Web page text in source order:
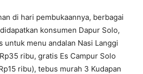
di hari pembukaannya, berbagai
konsumen Dapur Solo,
untuk menu andalan Nasi Langgi
ribu, gratis Es Campur Solo
ribu), tebus murah 3 Kudapan